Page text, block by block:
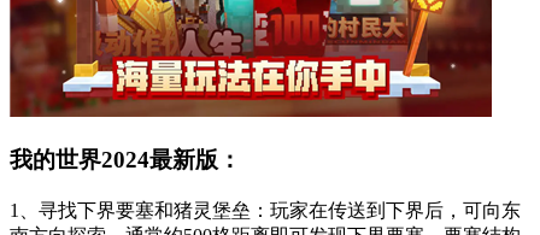
我的世界2024最新版：
1、寻找下界要塞和猪灵堡垒：玩家在传送到下界后，可向东